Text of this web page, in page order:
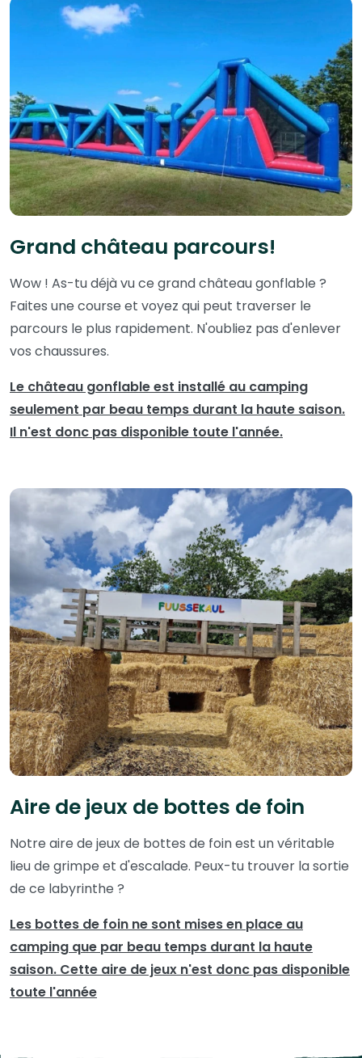
Grand château parcours!
Wow ! As-tu déjà vu ce grand château gonflable ?
Faites une course et voyez qui peut traverser le
parcours le plus rapidement. N'oubliez pas d'enlever
vos chaussures.
Le château gonflable est installé au camping
seulement par beau temps durant la haute saison.
Il n'est donc pas disponible toute l'année.
Aire de jeux de bottes de foin
Notre aire de jeux de bottes de foin est un véritable
lieu de grimpe et d'escalade. Peux-tu trouver la sortie
de ce labyrinthe ?
Les bottes de foin ne sont mises en place au
camping que par beau temps durant la haute
saison. Cette aire de jeux n'est donc pas disponible
toute l'année